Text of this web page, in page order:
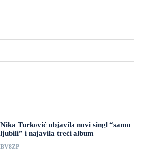
Nika Turković objavila novi singl “samo
ljubili” i najavila treći album
BV8ZP